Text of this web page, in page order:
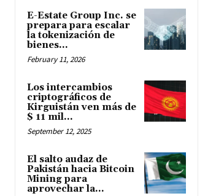
E-Estate Group Inc. se
prepara para escalar
la tokenización de
bienes...
February 11, 2026
Los intercambios
criptográficos de
Kirguistán ven más de
$ 11 mil...
September 12, 2025
El salto audaz de
Pakistán hacia Bitcoin
Mining para
aprovechar la...